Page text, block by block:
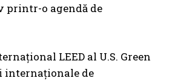
printr-o agendă de
LEED al U.S. Green
internaționale de